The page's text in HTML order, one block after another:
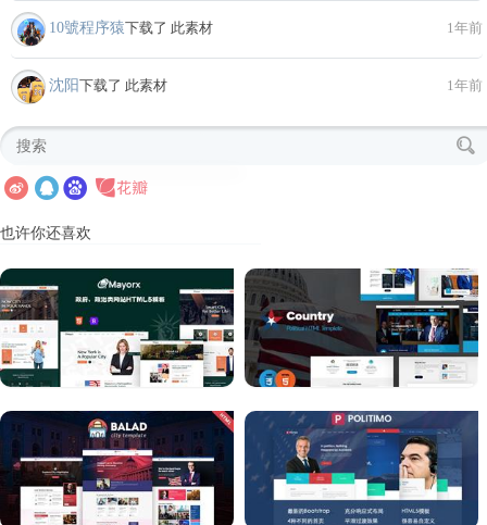
10號程序猿下载了 此素材 1年前
沈阳下载了 此素材 1年前
也许你还喜欢